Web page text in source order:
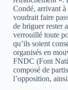
Condé, arrivant à
voudrait faire
de briguer rester
verrouillé toute
qu’ils soient
organisés en
FNDC (Font
composé de
l’opposition,